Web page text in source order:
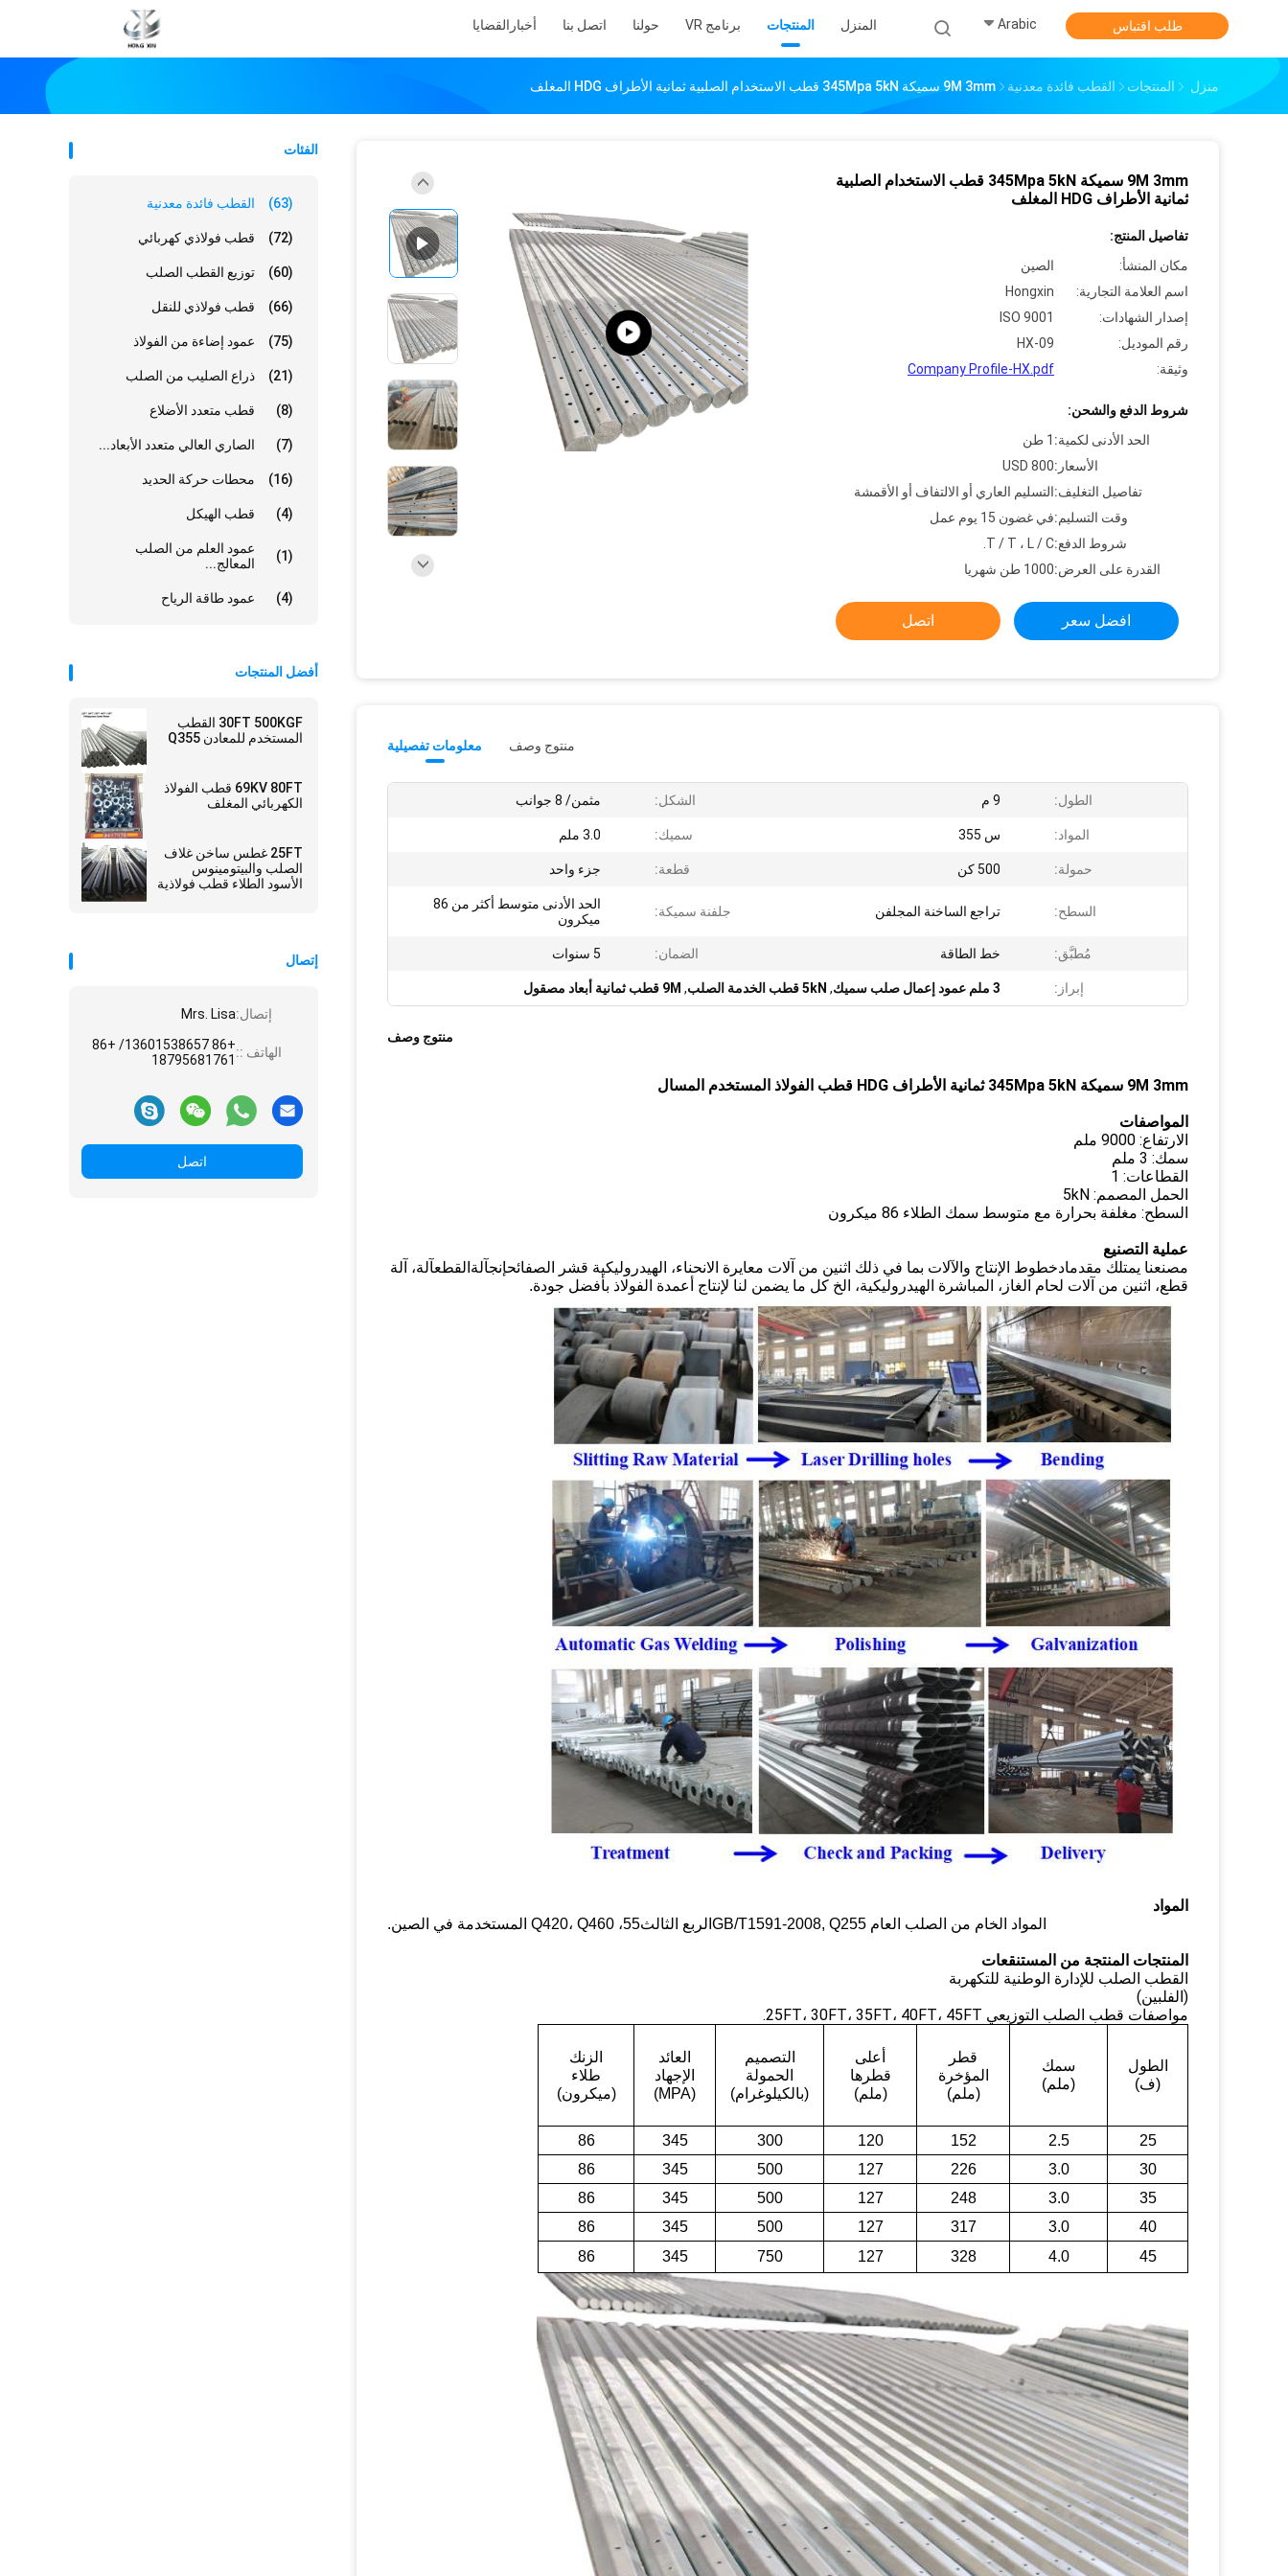
المنزل المنتجات برنامج VR حولنا اتصل بنا أخبار القضايا Arabic طلب اقتباس
منزل المنتجات القطب فائدة معدنية 9M 3mm سميكة 345Mpa 5kN قطب الاستخدام الصلبية ثمانية الأطراف HDG المغلف
الفئات
القطب فائدة معدنية (63)
قطب فولاذي كهربائي (72)
توزيع القطب الصلب (60)
قطب فولاذي للنقل (66)
عمود إضاءة من الفولاذ (75)
ذراع الصليب من الصلب (21)
قطب متعدد الأضلاع (8)
الصاري العالي متعدد الأبعاد... (7)
محطات حركة الحديد (16)
قطب الهيكل (4)
عمود العلم من الصلب
المعالج...
(1)
عمود طاقة الرياح (4)
أفضل المنتجات
30FT 500KGF القطب
المستخدم للمعادن Q355
69KV 80FT قطب الفولاذ
الكهربائي المغلف
25FT غطس ساخن غلاف
الصلب والبيتومينوس
الأسود الطلاء قطب فولاذية
إتصال
إتصال:Mrs. Lisa
الهاتف ::
+86 13601538657/ +86
18795681761
اتصل
9M 3mm سميكة 345Mpa 5kN قطب الاستخدام الصلبية
ثمانية الأطراف HDG المغلف
تفاصيل المنتج:
مكان المنشأ:
الصين
اسم العلامة التجارية:
Hongxin
إصدار الشهادات:
ISO 9001
رقم الموديل:
HX-09
وثيقة:
Company Profile-HX.pdf
شروط الدفع والشحن:
الحد الأدنى لكمية: 1 طن
الأسعار:800 USD
تفاصيل التغليف:التسليم العاري أو الالتفاف أو الأقمشة
وقت التسليم:في غضون 15 يوم عمل
شروط الدفع:T / T ، L / C.
القدرة على العرض:1000 طن شهريا
افضل سعر اتصل
معلومات تفصيلية منتوج وصف
الطول: 9 م الشكل: مثمن/ 8 جوانب
المواد: س 355 سميك: 3.0 ملم
حمولة: 500 كن قطعة: جزء واحد
السطح: تراجع الساخنة المجلفن جلفنة سميكة:
الحد الأدنى متوسط ​​أكثر من 86
ميكرون
مُطبَّق: خط الطاقة الضمان: 5 سنوات
إبراز: 3 ملم عمود إعمال صلب سميك , 5kN قطب الخدمة الصلب , 9M قطب ثمانية أبعاد مصقول
منتوج وصف
9M 3mm سميكة 345Mpa 5kN ثمانية الأطراف HDG قطب الفولاذ المستخدم المسال
المواصفات
الارتفاع: 9000 ملم
سمك: 3 ملم
القطاعات: 1
الحمل المصمم: 5kN
السطح: مغلفة بحرارة مع متوسط سمك الطلاء 86 ميكرون
عملية التصنيع
مصنعنا يمتلك مقدمادخطوط الإنتاج والآلات بما في ذلك اثنين من آلات معايرة الانحناء، الهيدروليكية قشر الصفائحإنجآلة القطعآلة، آلة
قطع، اثنين من آلات لحام الغاز، المباشرة الهيدروليكية، الخ كل ما يضمن لنا لإنتاج أعمدة الفولاذ بأفضل جودة.
المواد
المواد الخام من الصلب العام GB/T1591-2008, Q2 55الربع الثالث 55، Q420، Q460 المستخدمة في الصين.
المنتجات المنتجة من المستنقعات
القطب الصلب للإدارة الوطنية للتكهربة
(الفلبين)
مواصفات قطب الصلب التوزيعي 25FT، 30FT، 35FT، 40FT، 45FT.
الطول
(ف)
سمك
(ملم)
قطر
المؤخرة
(ملم)
أعلى
قطرها
(ملم)
التصميم
الحمولة
(بالكيلوغرام)
العائد
الإجهاد
(MPA)
الزنك
طلاء
(ميكرون)
25
2.5
152
120
300
345
86
30
3.0
226
127
500
345
86
35
3.0
248
127
500
345
86
40
3.0
317
127
500
345
86
45
4.0
328
127
750
345
86